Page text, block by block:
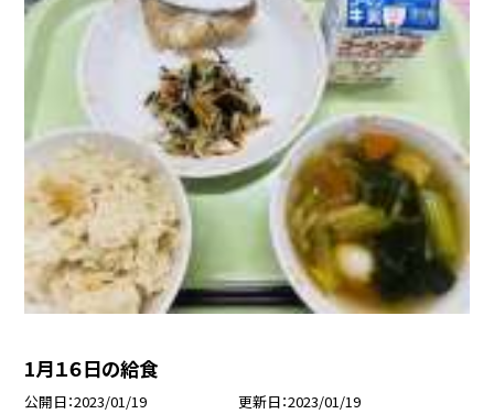
1月１６日の給食
公開日 2023/01/19 更新日 2023/01/19